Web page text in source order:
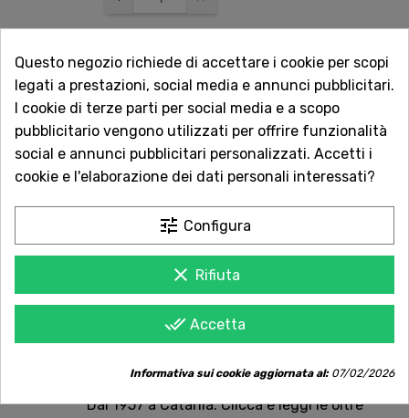
AGGIUNGI AL CARRELLO
Non disponibile
Vuoi essere avvisato quando torna disponibile?
Inserisci la tua email.
AVVISAMI QUANDO DISPONIBILE
Acquista in totale sicurezza
Dal 1957 a Catania. Clicca e leggi le oltre
Questo negozio richiede di accettare i cookie per scopi
legati a prestazioni, social media e annunci pubblicitari.
I cookie di terze parti per social media e a scopo
pubblicitario vengono utilizzati per offrire funzionalità
social e annunci pubblicitari personalizzati. Accetti i
cookie e l'elaborazione dei dati personali interessati?
tune Configura
clear Rifiuta
done_all Accetta
Informativa sui cookie aggiornata al:07/02/2026